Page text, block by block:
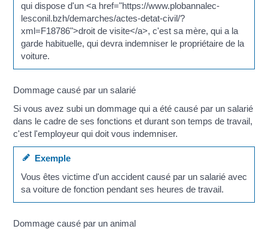
qui dispose d'un <a href="https://www.plobannalec-
lesconil.bzh/demarches/actes-detat-civil/?
xml=F18786">droit de visite</a>, c'est sa mère, qui a la
garde habituelle, qui devra indemniser le propriétaire de la
voiture.
Dommage causé par un salarié
Si vous avez subi un dommage qui a été causé par un salarié
dans le cadre de ses fonctions et durant son temps de travail,
c'est l'employeur qui doit vous indemniser.
Exemple
Vous êtes victime d'un accident causé par un salarié avec
sa voiture de fonction pendant ses heures de travail.
Dommage causé par un animal